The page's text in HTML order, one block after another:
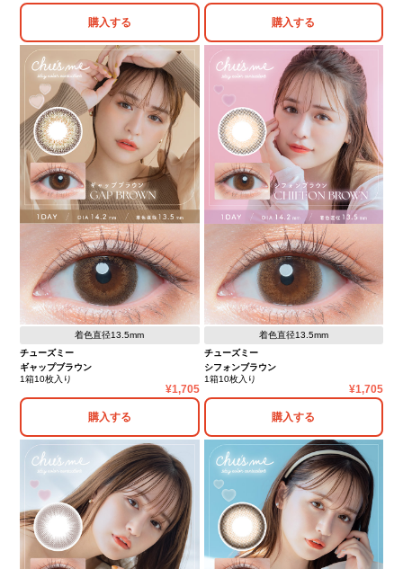
購入する 購入する
着色直径13.5mm
チューズミー
ギャップブラウン
1箱10枚入り
1,705
購入する
着色直径13.5mm
チューズミー
シフォンブラウン
1箱10枚入り
1,705
購入する